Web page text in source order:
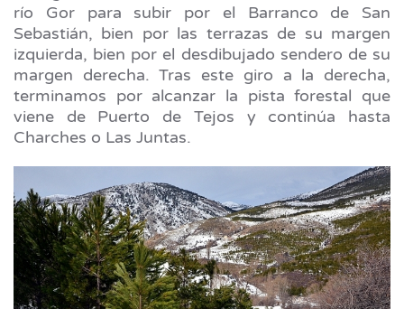
río Gor para subir por el Barranco de San
Sebastián, bien por las terrazas de su margen
izquierda, bien por el desdibujado sendero de su
margen derecha. Tras este giro a la derecha,
terminamos por alcanzar la pista forestal que
viene de Puerto de Tejos y continúa hasta
Charches o Las Juntas.